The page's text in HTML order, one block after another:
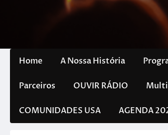
Home A Nossa História
Parceiros OUVIR RÁDIO
COMUNIDADES USA AGENDA